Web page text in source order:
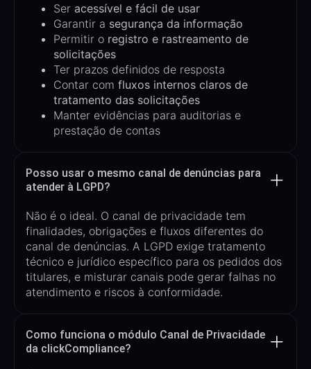
Ser acessível e fácil de usar
Garantir a segurança da informação
Permitir o registro e rastreamento de
solicitações
Ter prazos definidos de resposta
Contar com fluxos internos claros de
tratamento das solicitações
Manter evidências para auditorias e
prestação de contas
Posso usar o mesmo canal de denúncias para
atender à LGPD?
Não é o ideal. O canal de privacidade tem
finalidades, obrigações e fluxos diferentes do
canal de denúncias. A LGPD exige tratamento
técnico e jurídico específico para os pedidos dos
titulares, e misturar canais pode gerar falhas no
atendimento e riscos à conformidade.
Como funciona o módulo Canal de Privacidade
da clickCompliance?